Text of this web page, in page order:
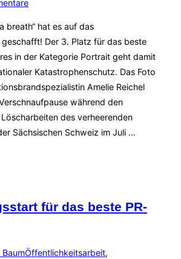
breath“ hat es auf das
Der 3. Platz für das beste
in der Kategorie Portrait geht damit
Katastrophenschutz. Das Foto
Amelie Reichel
während den
des verheerenden
Sächsischen Schweiz im Juli …
für das beste PR-
BaumÖffentlichkeitsarbeit,